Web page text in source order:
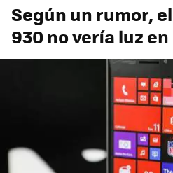
Según un rumor,
930 no vería luz en